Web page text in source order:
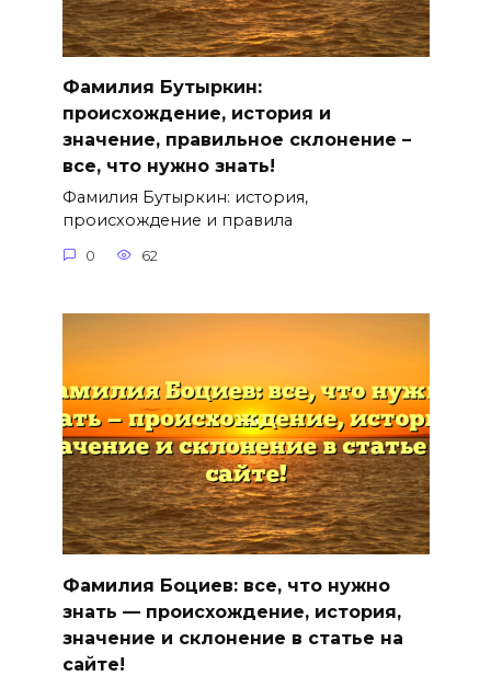
Фамилия Бутыркин:
происхождение, история и
значение, правильное склонение –
все, что нужно знать!
Фамилия Бутыркин: история,
происхождение и правила
0 62
Фамилия Боциев: все, что нужно
знать — происхождение, история,
значение и склонение в статье на
сайте!